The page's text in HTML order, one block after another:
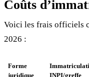
Coûts
Voici les frais officiels
2026 :
Forme
juridique
INPI/greffe